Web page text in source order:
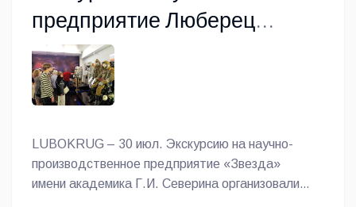
предприятие Люберец
провели «долголеты» и
активисты библиотеки
LUBOKRUG – 30 июл. Экскурсию на научно-
производственное предприятие «Звезда»
имени академика Г.И. Северина организовали